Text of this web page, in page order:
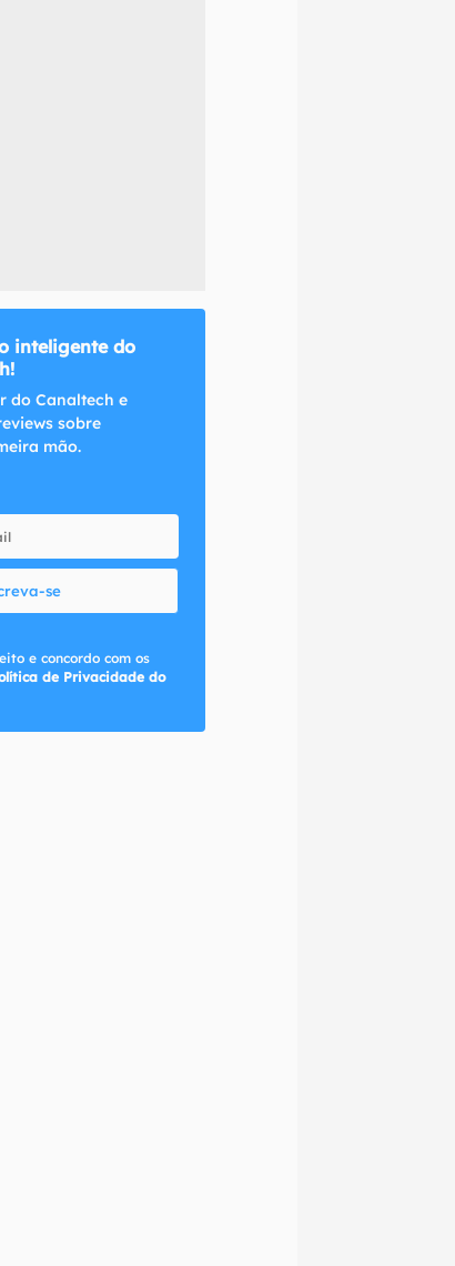
inteligente do
do Canaltech e
sobre
mão.
se
e concordo com os
de Privacidade do